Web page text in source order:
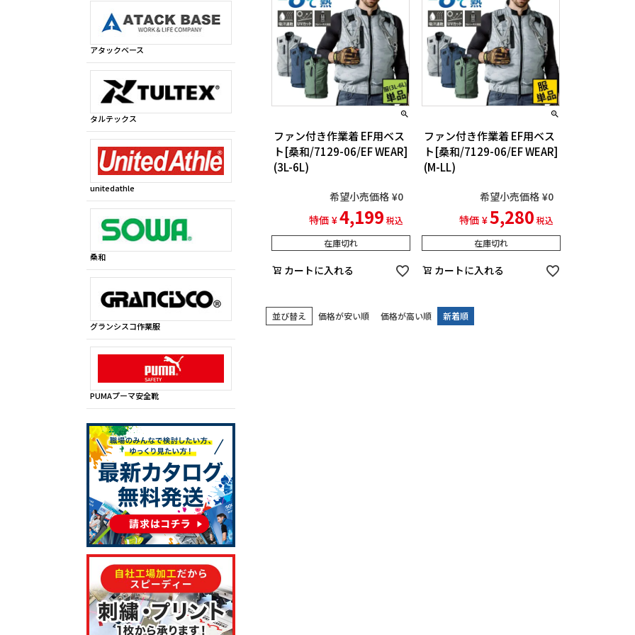
アタックベース
タルテックス
unitedathle
桑和
グランシスコ作業服
PUMAプーマ安全靴
ファン付き作業着 EF用ベス
ト[桑和/7129-06/EF WEAR]
(3L-6L)
希望小売価格 ¥0
特価 ¥4,199 税込
在庫切れ
カートに入れる
ファン付き作業着 EF用ベス
ト[桑和/7129-06/EF WEAR]
(M-LL)
希望小売価格 ¥0
特価 ¥5,280 税込
在庫切れ
カートに入れる
並び替え 価格が安い順 価格が高い順 新着順